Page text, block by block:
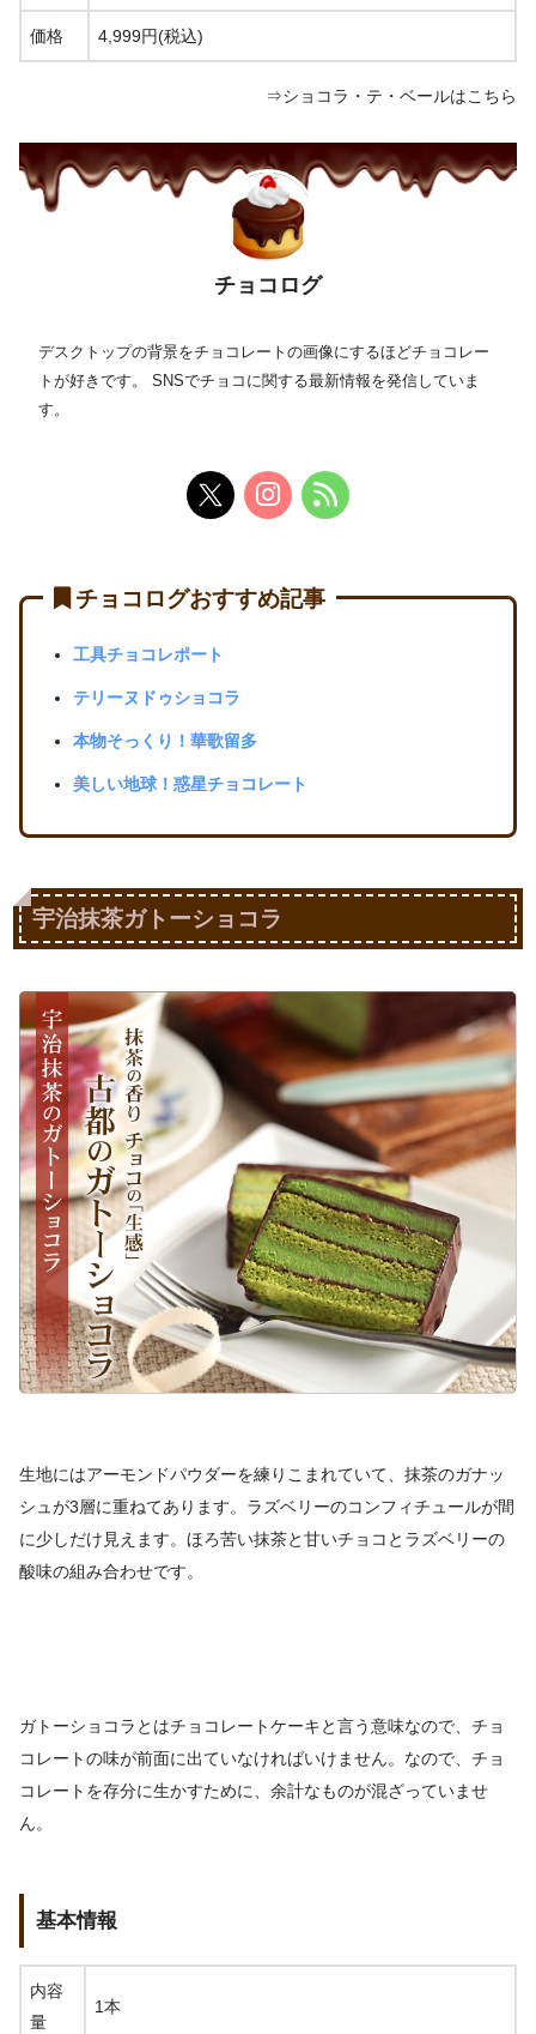
価格 4,999円(税込)
⇒ショコラ・テ・ベールはこちら
チョコログ
デスクトップの背景をチョコレートの画像にするほどチョコレー
トが好きです。 SNSでチョコに関する最新情報を発信していま
す。
チョコログおすすめ記事
工具チョコレポート
テリーヌドゥショコラ
本物そっくり！華歌留多
美しい地球！惑星チョコレート
宇治抹茶ガトーショコラ
生地にはアーモンドパウダーを練りこまれていて、抹茶のガナッ
シュが3層に重ねてあります。ラズベリーのコンフィチュールが間
に少しだけ見えます。ほろ苦い抹茶と甘いチョコとラズベリーの
酸味の組み合わせです。
ガトーショコラとはチョコレートケーキと言う意味なので、チョ
コレートの味が前面に出ていなければいけません。なので、チョ
コレートを存分に生かすために、余計なものが混ざっていませ
ん。
基本情報
内容
量
1本